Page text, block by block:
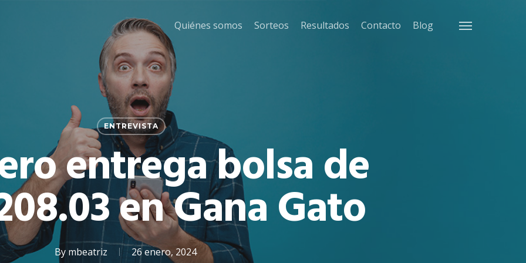
Quiénes somos Sorteos Resultados Contacto Blog Menu
ENTREVISTA
entrega bolsa de
en Gana Gato
By mbeatriz 26 enero, 2024